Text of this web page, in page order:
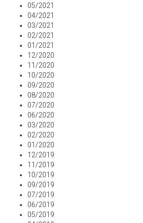
05/2021
04/2021
03/2021
02/2021
01/2021
12/2020
11/2020
10/2020
09/2020
08/2020
07/2020
06/2020
03/2020
02/2020
01/2020
12/2019
11/2019
10/2019
09/2019
07/2019
06/2019
05/2019